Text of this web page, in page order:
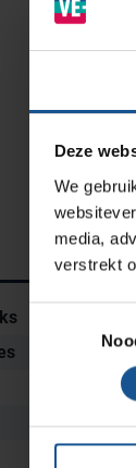
Deze
We
media,
verstrekt
ø